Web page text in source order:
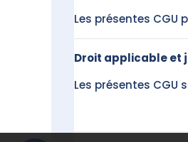
Les présentes
Droit applicable et
Les présentes